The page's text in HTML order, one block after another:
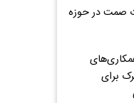
وزارت صمت در حوزه
برای